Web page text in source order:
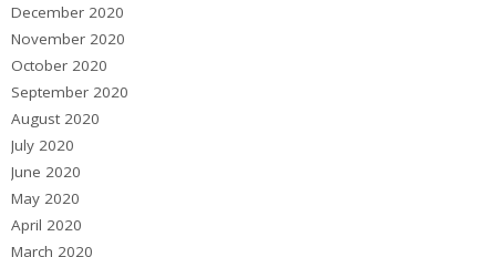
December 2020
November 2020
October 2020
September 2020
August 2020
July 2020
June 2020
May 2020
April 2020
March 2020